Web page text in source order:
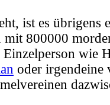
ist es übrigens
mit 800000
Einzelperson wie
oder irgendeine